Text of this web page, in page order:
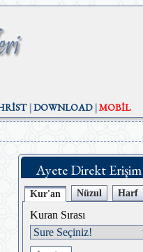
|DOWNLOAD|MOBİL
Ayete Direkt Erişim